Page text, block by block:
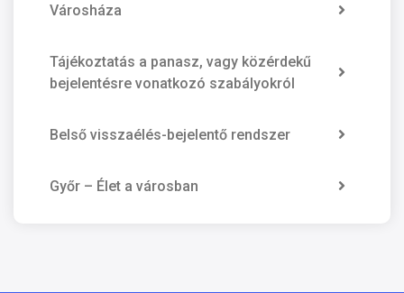
Városháza
Tájékoztatás a panasz, vagy közérdekű
bejelentésre vonatkozó szabályokról
Belső visszaélés-bejelentő rendszer
Győr – Élet a városban